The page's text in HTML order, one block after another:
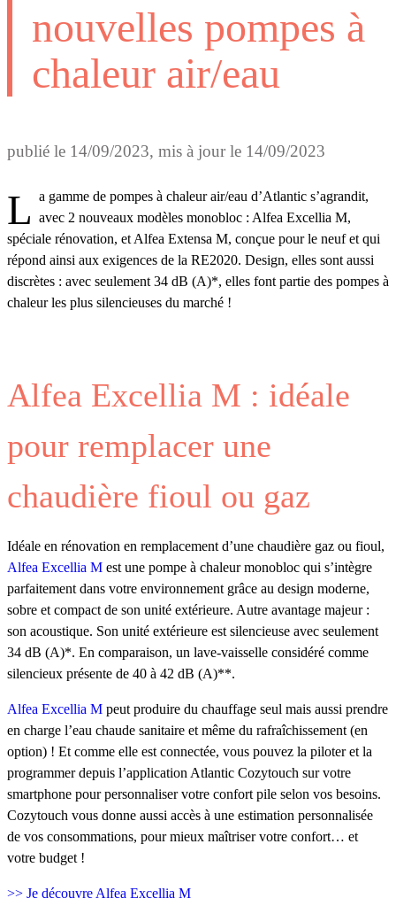
nouvelles pompes à
chaleur air/eau
publié le 14/09/2023, mis à jour le 14/09/2023
La gamme de pompes à chaleur air/eau d’Atlantic s’agrandit, avec 2 nouveaux modèles monobloc : Alfea Excellia M,
spéciale rénovation, et Alfea Extensa M, conçue pour le neuf et qui
répond ainsi aux exigences de la RE2020. Design, elles sont aussi
discrètes : avec seulement 34 dB (A)*, elles font partie des pompes à
chaleur les plus silencieuses du marché !
Alfea Excellia M : idéale
pour remplacer une
chaudière fioul ou gaz
Idéale en rénovation en remplacement d’une chaudière gaz ou fioul,
Alfea Excellia M est une pompe à chaleur monobloc qui s’intègre
parfaitement dans votre environnement grâce au design moderne,
sobre et compact de son unité extérieure. Autre avantage majeur :
son acoustique. Son unité extérieure est silencieuse avec seulement
34 dB (A)*. En comparaison, un lave-vaisselle considéré comme
silencieux présente de 40 à 42 dB (A)**.
Alfea Excellia M peut produire du chauffage seul mais aussi prendre
en charge l’eau chaude sanitaire et même du rafraîchissement (en
option) ! Et comme elle est connectée, vous pouvez la piloter et la
programmer depuis l’application Atlantic Cozytouch sur votre
smartphone pour personnaliser votre confort pile selon vos besoins.
Cozytouch vous donne aussi accès à une estimation personnalisée
de vos consommations, pour mieux maîtriser votre confort… et
votre budget !
>> Je découvre Alfea Excellia M